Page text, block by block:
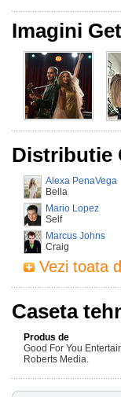
Imagini
Distributie
Alexa PenaVega
Bella
Mario Lopez
Self
Marcus Johns
Craig
Vezi toata
Caseta
Produs de
Good For You
Roberts Media.